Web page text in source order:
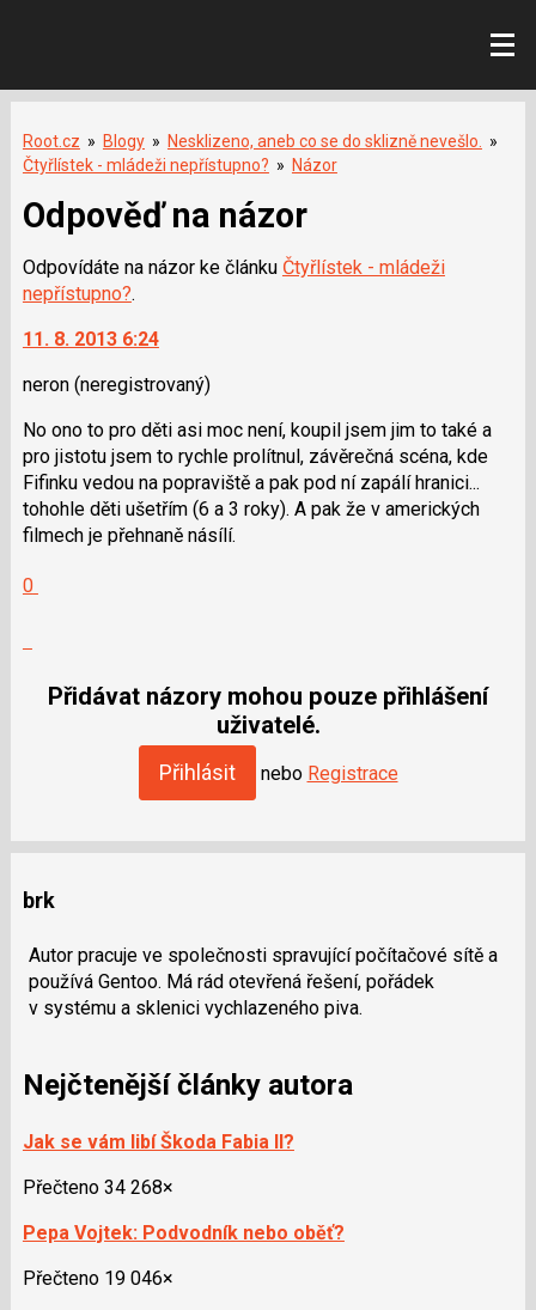
Root.cz » Blogy » Nesklizeno, aneb co se do sklizně nevešlo.
»
Čtyřlístek - mládeži nepřístupno? » Názor
Odpověď na názor
Odpovídáte na názor ke článku Čtyřlístek - mládeži
nepřístupno?.
11. 8. 2013 6:24
neron (neregistrovaný)
No ono to pro děti asi moc není, koupil jsem jim to také a
pro jistotu jsem to rychle prolítnul, závěrečná scéna, kde
Fifinku vedou na popraviště a pak pod ní zapálí hranici...
tohohle děti ušetřím (6 a 3 roky). A pak že v amerických
filmech je přehnaně násílí.
0
jako
Přidávat názory mohou pouze přihlášení
uživatelé.
Přihlásit nebo Registrace
brk
Autor pracuje ve společnosti spravující počítačové sítě a
používá Gentoo. Má rád otevřená řešení, pořádek
v systému a sklenici vychlazeného piva.
Nejčtenější články autora
Jak se vám libí Škoda Fabia II?
Přečteno 34 268×
Pepa Vojtek: Podvodník nebo oběť?
Přečteno 19 046×